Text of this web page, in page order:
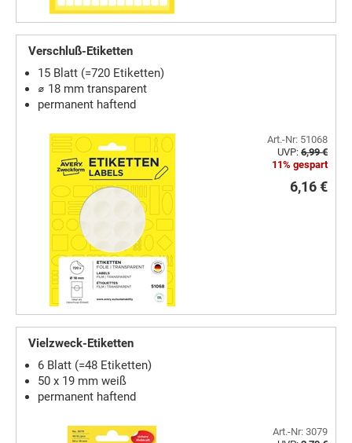
Verschluß-Etiketten
15 Blatt (=720 Etiketten)
⌀ 18 mm transparent
permanent haftend
Art.-Nr: 51068
UVP: 6,99 €
11% gespart
6,16 €
Vielzweck-Etiketten
6 Blatt (=48 Etiketten)
50 x 19 mm weiß
permanent haftend
Art.-Nr: 3079